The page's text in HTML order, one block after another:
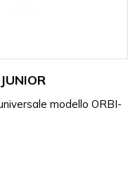
modello ORBI-